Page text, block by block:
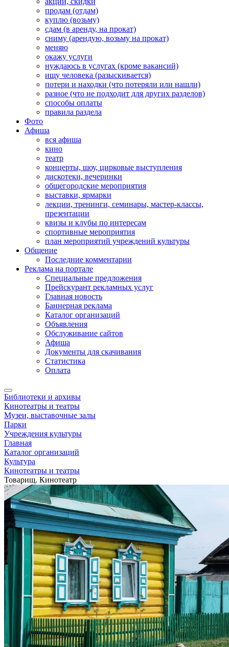
продам (отдам)
куплю (возьму)
сдам (в аренду, на прокат)
сниму (арендую, возьму на прокат)
меняю
окажу услуги
нуждаюсь в услугах (кроме вакансий)
ищу человека (разыскивается)
потери и находки (что потеряли или нашли)
разное (что не подходит для других разделов)
способы оплаты
правила раздела
Фото
Афиша
вся афиша
кино
театр
концерты, шоу, цирковые выступления
дискотеки, вечеринки
общегородские мероприятия
выставки, ярмарки
лекции, тренинги, семинары, мастер-классы,
презентации
квизы и клубы по интересам
спортивные мероприятия
план мероприятий учреждений культуры
Общение
Последние комментарии
Реклама на портале
Специальные предложения
Прейскурант рекламных услуг
Главная новость
Баннерная реклама
Каталог организаций
Объявления
Обслуживание сайтов
Афиша
Документы для скачивания
Статистика
Оплата
Библиотеки и архивы
Кинотеатры и театры
Музеи, выставочные залы
Парки
Учреждения культуры
Главная
Каталог организаций
Культура
Кинотеатры и театры
Товарищ. Кинотеатр